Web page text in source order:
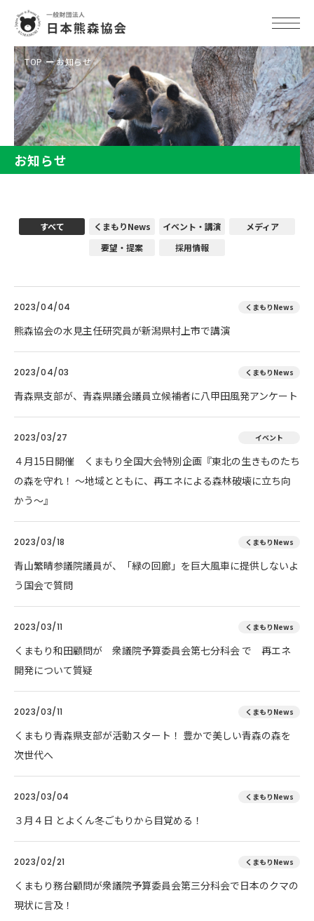
TOP お知らせ
お知らせ
すべて くまもりNews イベント・講演
メディア
要望・提案
採用情報
2023/04/04 くまもりNews
熊森協会の水見主任研究員が新潟県村上市で講演
2023/04/03 くまもりNews
青森県支部が、青森県議会議員立候補者に八甲田風発アンケート
2023/03/27 イベント
４月15日開催 くまもり全国大会特別企画『東北の生きものたち
の森を守れ！ 〜地域とともに、再エネによる森林破壊に立ち向
かう〜』
2023/03/18 くまもりNews
青山繁晴参議院議員が、「緑の回廊」を巨大風車に提供しないよ
う国会で質問
2023/03/11 くまもりNews
くまもり和田顧問が 衆議院予算委員会第七分科会 で 再エネ
開発について質疑
2023/03/11 くまもりNews
くまもり青森県支部が活動スタート！ 豊かで美しい青森の森を
次世代へ
2023/03/04 くまもりNews
３月４日 とよくん冬ごもりから目覚める！
2023/02/21 くまもりNews
くまもり務台顧問が衆議院予算委員会第三分科会で日本のクマの
現状に言及！